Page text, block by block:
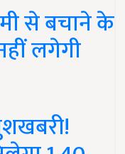
से बचाने के
लगेगी